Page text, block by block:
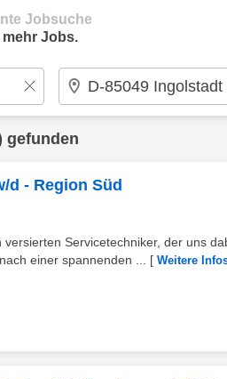
Jobsuche
mehr Jobs.
gefunden
d - Region Süd
Servicetechniker, der uns
einer spannenden ...
[ Weitere